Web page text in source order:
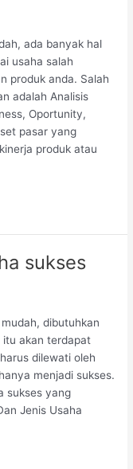
ada banyak hal
usaha salah
produk anda. Salah
adalah Analisis
Oportunity,
pasar yang
produk atau
sukses
dibutuhkan
itu akan terdapat
dilewati oleh
menjadi sukses.
sukses yang
Jenis Usaha